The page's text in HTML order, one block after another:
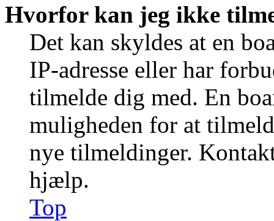
Hvorfor kan jeg ikke
Det kan skyldes at en
IP-adresse eller har
tilmelde dig med. En
muligheden for at
nye tilmeldinger.
hjælp.
Top